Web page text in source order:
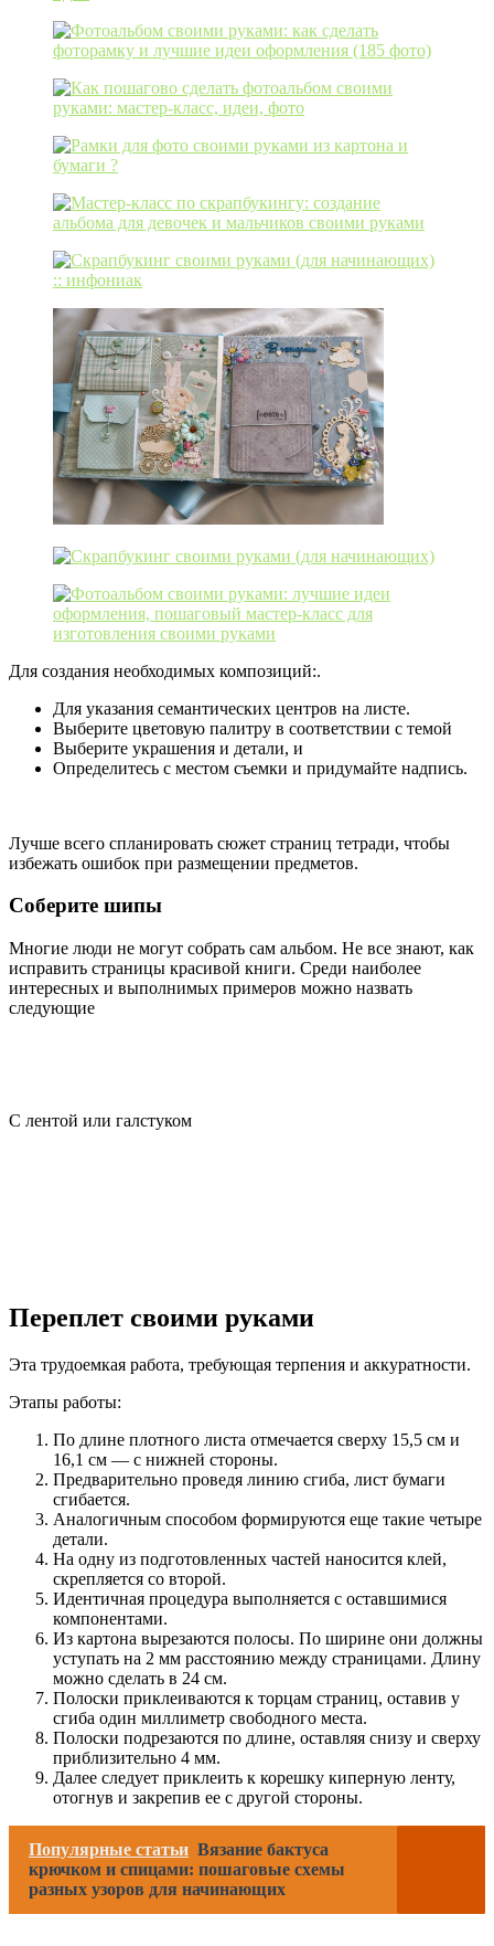
Для создания необходимых композиций:.
Для указания семантических центров на листе.
Выберите цветовую палитру в соответствии с темой
Выберите украшения и детали, и
Определитесь с местом съемки и придумайте надпись.
Лучше всего спланировать сюжет страниц тетради, чтобы
избежать ошибок при размещении предметов.
Соберите шипы
Многие люди не могут собрать сам альбом. Не все знают, как
исправить страницы красивой книги. Среди наиболее
интересных и выполнимых примеров можно назвать
следующие
С лентой или галстуком
Переплет своими руками
Эта трудоемкая работа, требующая терпения и аккуратности.
Этапы работы:
По длине плотного листа отмечается сверху 15,5 см и
16,1 см — с нижней стороны.
Предварительно проведя линию сгиба, лист бумаги
сгибается.
Аналогичным способом формируются еще такие четыре
детали.
На одну из подготовленных частей наносится клей,
скрепляется со второй.
Идентичная процедура выполняется с оставшимися
компонентами.
Из картона вырезаются полосы. По ширине они должны
уступать на 2 мм расстоянию между страницами. Длину
можно сделать в 24 см.
Полоски приклеиваются к торцам страниц, оставив у
сгиба один миллиметр свободного места.
Полоски подрезаются по длине, оставляя снизу и сверху
приблизительно 4 мм.
Далее следует приклеить к корешку киперную ленту,
отогнув и закрепив ее с другой стороны.
Популярные статьи Вязание бактуса
крючком и спицами: пошаговые схемы
разных узоров для начинающих